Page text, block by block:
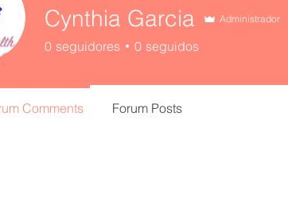
Cynthia Garcia Administrador
0 seguidores 0 seguidos
Comments Forum Posts